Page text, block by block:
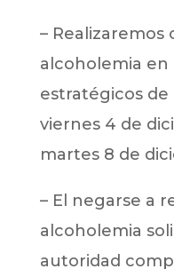
– Realizaremos
alcoholemia
estratégicos de
viernes 4 de
martes 8 de
– El negarse a
alcoholemia
autoridad